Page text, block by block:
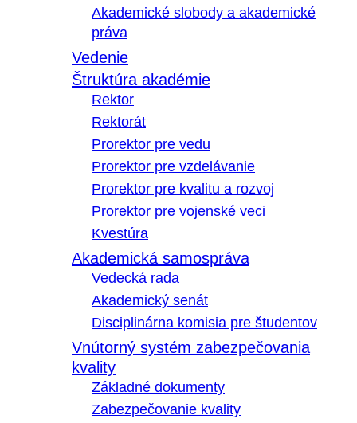
Akademické slobody a akademické
práva
Vedenie
Štruktúra akadémie
Rektor
Rektorát
Prorektor pre vedu
Prorektor pre vzdelávanie
Prorektor pre kvalitu a rozvoj
Prorektor pre vojenské veci
Kvestúra
Akademická samospráva
Vedecká rada
Akademický senát
Disciplinárna komisia pre študentov
Vnútorný systém zabezpečovania
kvality
Základné dokumenty
Zabezpečovanie kvality